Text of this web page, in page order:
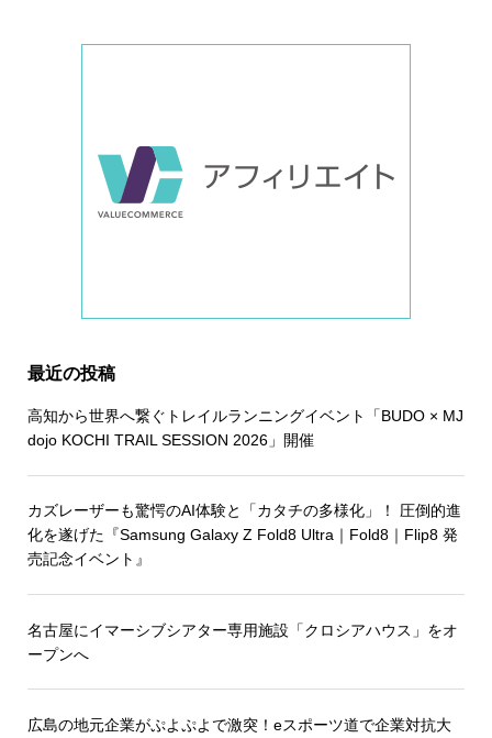
最近の投稿
高知から世界へ繋ぐトレイルランニングイベント「BUDO × MJ
dojo KOCHI TRAIL SESSION 2026」開催
カズレーザーも驚愕のAI体験と「カタチの多様化」！ 圧倒的進
化を遂げた『Samsung Galaxy Z Fold8 Ultra｜Fold8｜Flip8 発
売記念イベント』
名古屋にイマーシブシアター専用施設「クロシアハウス」をオ
ープンへ
広島の地元企業がぷよぷよで激突！eスポーツ道で企業対抗大